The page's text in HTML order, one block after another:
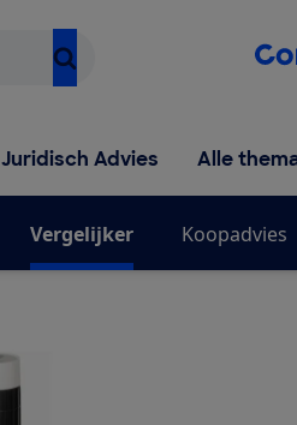
Juridisch Advies Alle
Vergelijker Koopadvies